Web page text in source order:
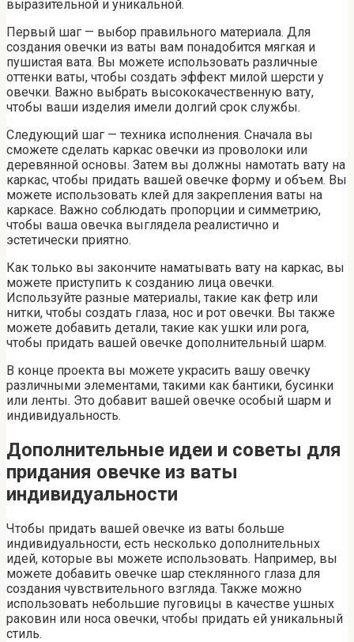
выразительной и уникальной.
Первый шаг — выбор правильного материала. Для
создания овечки из ваты вам понадобится мягкая и
пушистая вата. Вы можете использовать различные
оттенки ваты, чтобы создать эффект милой шерсти у
овечки. Важно выбрать высококачественную вату,
чтобы ваши изделия имели долгий срок службы.
Следующий шаг — техника исполнения. Сначала вы
сможете сделать каркас овечки из проволоки или
деревянной основы. Затем вы должны намотать вату на
каркас, чтобы придать вашей овечке форму и объем. Вы
можете использовать клей для закрепления ваты на
каркасе. Важно соблюдать пропорции и симметрию,
чтобы ваша овечка выглядела реалистично и
эстетически приятно.
Как только вы закончите наматывать вату на каркас, вы
можете приступить к созданию лица овечки.
Используйте разные материалы, такие как фетр или
нитки, чтобы создать глаза, нос и рот овечки. Вы также
можете добавить детали, такие как ушки или рога,
чтобы придать вашей овечке дополнительный шарм.
В конце проекта вы можете украсить вашу овечку
различными элементами, такими как бантики, бусинки
или ленты. Это добавит вашей овечке особый шарм и
индивидуальность.
Дополнительные идеи и советы для
придания овечке из ваты
индивидуальности
Чтобы придать вашей овечке из ваты больше
индивидуальности, есть несколько дополнительных
идей, которые вы можете использовать. Например, вы
можете добавить овечке шар стеклянного глаза для
создания чувствительного взгляда. Также можно
использовать небольшие пуговицы в качестве ушных
раковин или носа овечки, чтобы придать ей уникальный
стиль.